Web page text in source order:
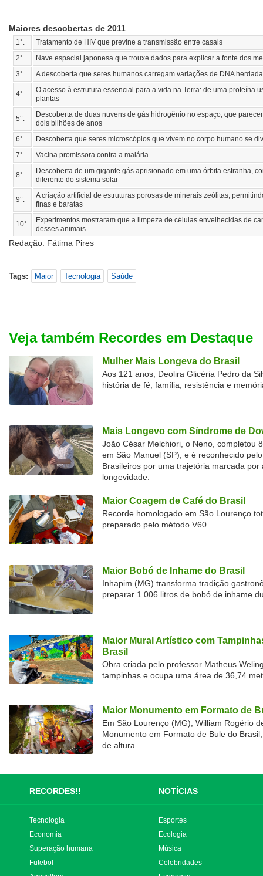
Maiores descobertas de 2011
1°.
Tratamento de HIV que previne a transmissão entre casais
2°.
Nave espacial japonesa que trouxe dados para explicar a fonte dos
3°.
A descoberta que seres humanos carregam variações de DNA
4°.
O acesso à estrutura essencial para a vida na Terra: de uma proteína
plantas
5°.
Descoberta de duas nuvens de gás hidrogênio no espaço, que
dois bilhões de anos
6°.
Descoberta que seres microscópios que vivem no corpo humano se
7°.
Vacina promissora contra a malária
8°.
Descoberta de um gigante gás aprisionado em uma órbita estranha,
diferente do sistema solar
9°.
A criação artificial de estruturas porosas de minerais zeólitas,
finas e baratas
10°.
Experimentos mostraram que a limpeza de células envelhecidas de
desses animais.
Redação: Fátima Pires
Tags: Maior Tecnologia Saúde
Veja também Recordes em Destaque
Mulher Mais Longeva do Brasil
Aos 121 anos, Deolira Glicéria Pedro da
história de fé, família, resistência e
Mais Longevo com Síndrome de
João César Melchiori, o Neno, completou
em São Manuel (SP), e é reconhecido
Brasileiros por uma trajetória marcada por
longevidade.
Maior Coagem de Café do Brasil
Recorde homologado em São Lourenço
preparado pelo método V60
Maior Bobó de Inhame do Brasil
Inhapim (MG) transforma tradição
preparar 1.006 litros de bobó de inhame
Maior Mural Artístico com
Brasil
Obra criada pelo professor Matheus
tampinhas e ocupa uma área de 36,74
Maior Monumento em Formato de
Em São Lourenço (MG), William Rogério
Monumento em Formato de Bule do
de altura
RECORDES!! NOTÍCIAS
Tecnologia
Economia
Superação humana
Futebol
Esportes
Ecologia
Música
Celebridades